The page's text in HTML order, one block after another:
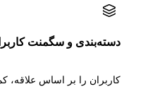
دسته‌بندی و سگمنت
کاربران را بر اساس علاقه،